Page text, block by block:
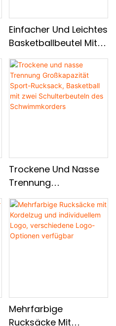
Einfacher Und Leichtes
Basketballbeutel Mit
Großer Kapazität,
Multifunktionaler
Drawess-
Sportrucksack Mit
Trockener Und Nasse
Trockene Und Nasse
Trennung
Großkapazität Sport-
Rucksack, Basketball
Mit Zwei
Schulterbeuteln Des
Mehrfarbige
Rucksäcke Mit